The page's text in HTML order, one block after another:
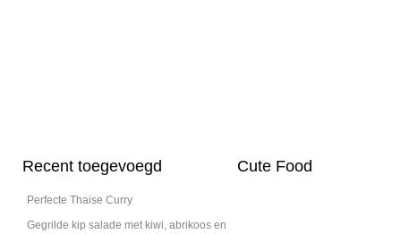
Recent toegevoegd
Perfecte Thaise Curry
Gegrilde kip salade met kiwi, abrikoos en
Cute Food